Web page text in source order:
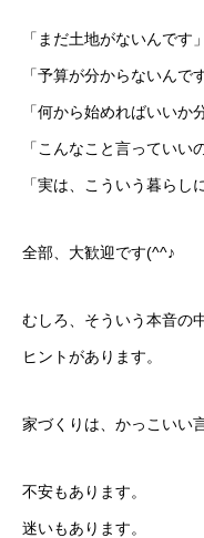
「まだ土地がないんです」
「予算が分からないんです
「何から始めればいいか
「こんなこと言っていい
「実は、こういう暮らし
全部、大歓迎です(^^♪
むしろ、そういう本音の
ヒントがあります。
家づくりは、かっこいい
不安もあります。
迷いもあります。